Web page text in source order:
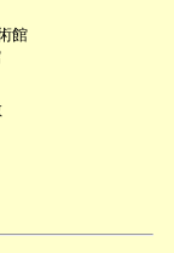
館